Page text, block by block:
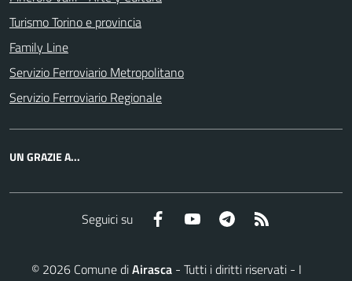
Turismo Torino e provincia
Family Line
Servizio Ferroviario Metropolitano
Servizio Ferroviario Regionale
UN GRAZIE A...
Seguici su Facebook YouTube Telegram
© 2026 Comune diAirasca - Tutti i diritti riservati - I